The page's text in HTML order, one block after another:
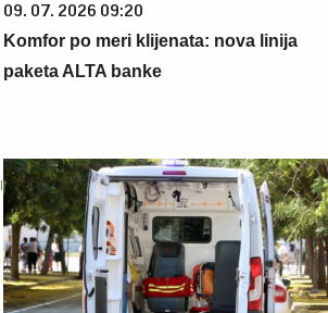
09. 07. 2026 09:20
Komfor po meri klijenata: nova linija
paketa ALTA banke